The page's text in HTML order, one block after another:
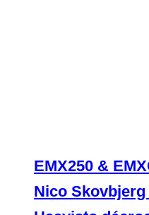
EMX250 &
Nico Skovbjerg